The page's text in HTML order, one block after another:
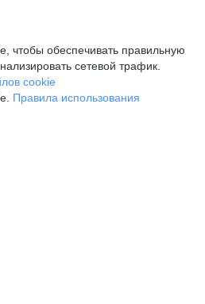
чтобы обеспечивать правильную
сетевой трафик.
cookie
Правила использования